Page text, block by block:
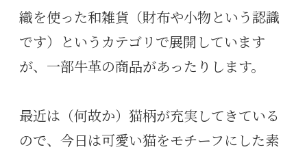
織を使った和雑貨（財布や小物という認識
です）というカテゴリで展開しています
が、一部牛革の商品があったりします。
最近は（何故か）猫柄が充実してきている
ので、今日は可愛い猫をモチーフにした素